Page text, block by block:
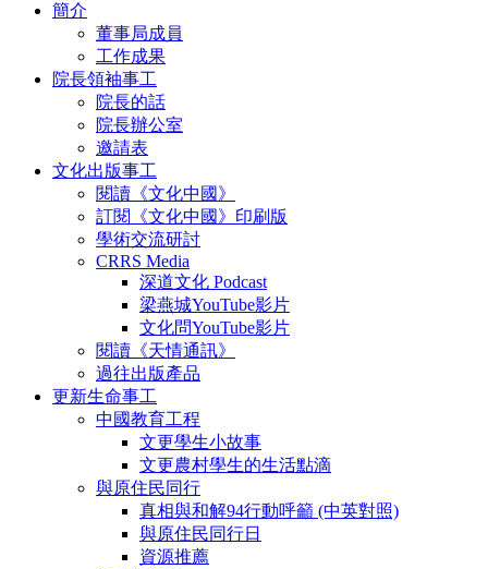
簡介
董事局成員
工作成果
院長領袖事工
院長的話
院長辦公室
邀請表
文化出版事工
閱讀《文化中國》
訂閱《文化中國》印刷版
學術交流研討
CRRS Media
深道文化 Podcast
梁燕城YouTube影片
文化問YouTube影片
閱讀《天情通訊》
過往出版產品
更新生命事工
中國教育工程
文更學生小故事
文更農村學生的生活點滴
與原住民同行
真相與和解94行動呼籲 (中英對照)
與原住民同行日
資源推薦